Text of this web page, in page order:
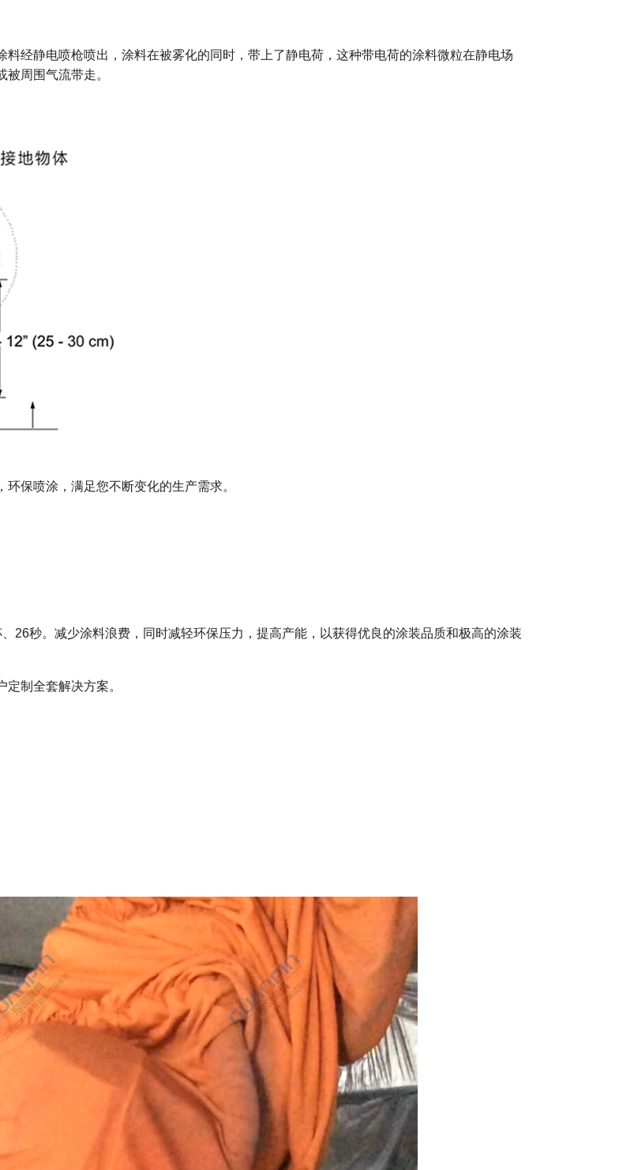
经静电喷枪喷出，涂料在被雾化的同时，带上了静电荷，这种带电荷的涂料微粒在静电场
周围气流带走。
保喷涂，满足您不断变化的生产需求。
26秒。减少涂料浪费，同时减轻环保压力，提高产能，以获得优良的涂装品质和极高的涂装
制全套解决方案。